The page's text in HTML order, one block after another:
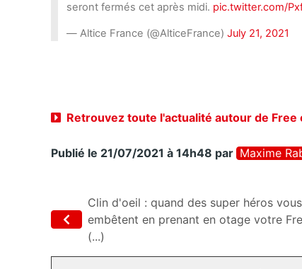
seront fermés cet après midi. pic.twitter.com/
— Altice France (@AlticeFrance) July 21, 2021
Retrouvez toute l'actualité autour de Free
Publié le 21/07/2021 à 14h48 par Maxime
Clin d'oeil : quand des super héros vous
embêtent en prenant en otage votre
(...)